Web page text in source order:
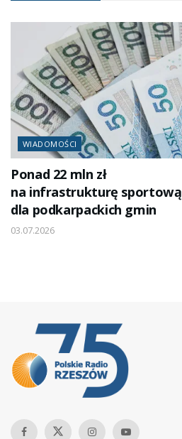
WIADOMOŚCI
Ponad 22 mln zł
na infrastrukturę sportową
dla podkarpackich gmin
03.07.2026